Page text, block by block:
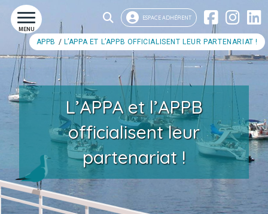
MENU
ESPACE ADHÉRENT
APPB L’APPA ET L’APPB OFFICIALISENT LEUR PARTENARIAT !
L’APPA et l’APPB
officialisent leur
partenariat !